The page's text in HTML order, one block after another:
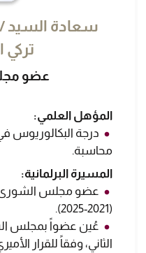
سعادة السيد /
عضو
المؤهل العلمي:
درجة البكالوريوس
محاسبة.
المسيرة البرلمانية:
عضو مجلس الشورى
(2021-2025).
عُين عضواً بمجلس